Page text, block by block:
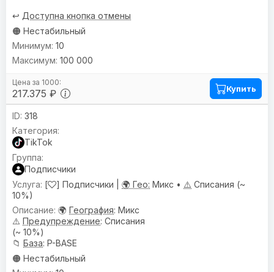
↩️ Доступна кнопка отмены
🟠 Нестабильный
217.375 ₽
10
100 000
Купить
318
TikTok
Подписчики
[
] Подписчики | 🌍 Гео: Микс • ⚠️ Списания (~
10%)
🌍 География: Микс
⚠️ Предупреждениe: Списания
(~ 10%)
📁 База: P-BASE
🟠 Нестабильный